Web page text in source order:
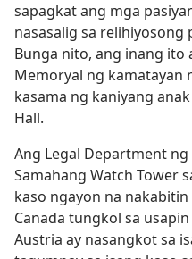
sapagkat ang mga
nasasalig sa relihiyosong
Bunga nito, ang inang ito
Memoryal ng kamatayan
kasama ng kaniyang
Hall.
Ang Legal Department
Samahang Watch Tower
kaso ngayon na
Canada tungkol sa
Austria ay nasangkot sa